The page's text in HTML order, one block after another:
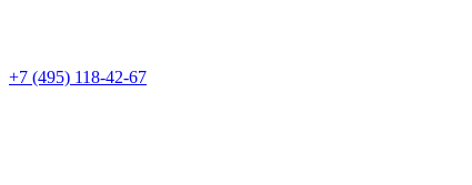
Телефон
+7 (495) 118-42-67